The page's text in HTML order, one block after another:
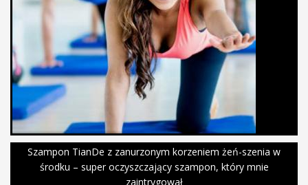
Szampon TianDe z zanurzonym korzeniem żeń-szenia w
środku – super oczyszczający szampon, który mnie
zaintrygował